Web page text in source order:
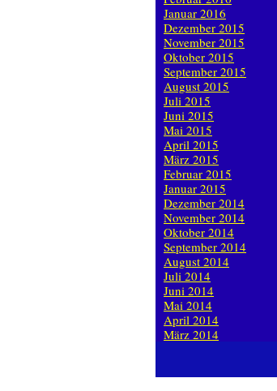
Januar 2016
Dezember 2015
November 2015
Oktober 2015
September 2015
August 2015
Juli 2015
Juni 2015
Mai 2015
April 2015
März 2015
Februar 2015
Januar 2015
Dezember 2014
November 2014
Oktober 2014
September 2014
August 2014
Juli 2014
Juni 2014
Mai 2014
April 2014
März 2014